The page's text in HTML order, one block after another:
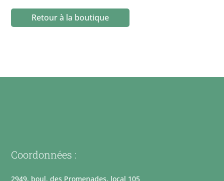
Retour à la boutique
Coordonnées :
2949, boul. des Promenades, local 105